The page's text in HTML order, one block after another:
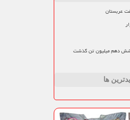
عربستان
ها